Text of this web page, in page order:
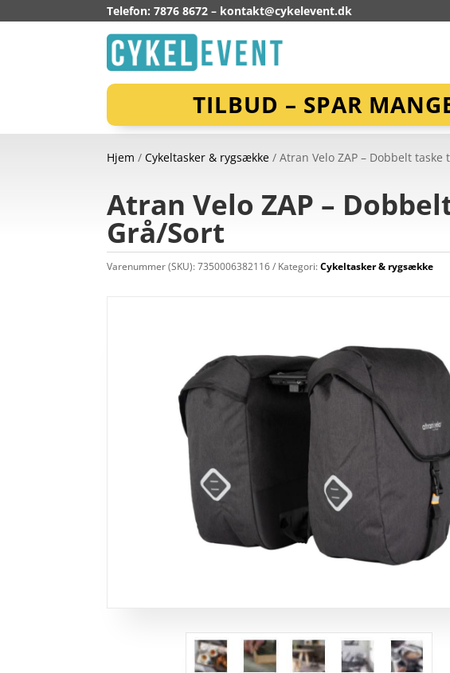
Telefon: 7876 8672 – kontakt@cykelevent.dk
TILBUD – SPAR
Hjem /Cykeltasker & rygsække / Atran Velo ZAP – Dobbelt taske
Atran Velo ZAP –
Grå/Sort
Varenummer (SKU):7350006382116 Kategori:Cykeltasker & rygsække